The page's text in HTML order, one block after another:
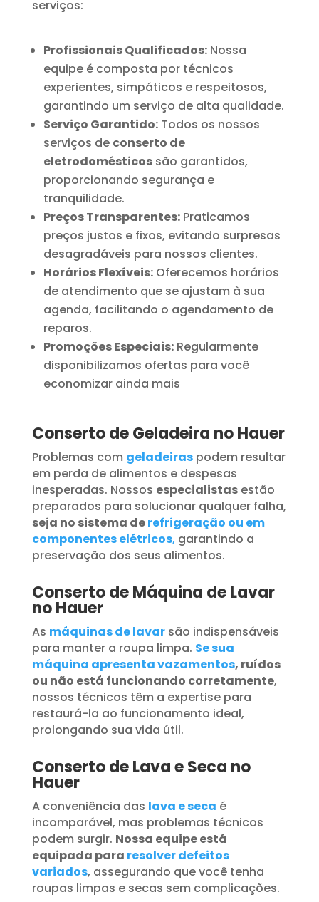
serviços:
Profissionais Qualificados:Nossa
equipe é composta por técnicos
experientes, simpáticos e respeitosos,
garantindo um serviço de alta qualidade.
Serviço Garantido:Todos os nossos
serviços de conserto de
eletrodomésticossão garantidos,
proporcionando segurança e
tranquilidade.
Preços Transparentes:Praticamos
preços justos e fixos, evitando surpresas
desagradáveis para nossos clientes.
Horários Flexíveis:Oferecemos horários
de atendimento que se ajustam à sua
agenda, facilitando o agendamento de
reparos.
Promoções Especiais:Regularmente
disponibilizamos ofertas para você
economizar ainda mais
Conserto de Geladeira no Hauer
Problemas com geladeiraspodem resultar
em perda de alimentos e despesas
inesperadas. Nossos especialistasestão
preparados para solucionar qualquer falha,
seja no sistema derefrigeração ou em
componentes elétricos, garantindo a
preservação dos seus alimentos.
Conserto de Máquina de Lavar
no Hauer
As máquinas de lavar são indispensáveis
para manter a roupa limpa. Se sua
máquina apresenta vazamentos, ruídos
ou não está funcionando corretamente,
nossos técnicos têm a expertise para
restaurá-la ao funcionamento ideal,
prolongando sua vida útil.
Conserto de Lava e Seca no
Hauer
A conveniência das lava e seca é
incomparável, mas problemas técnicos
podem surgir. Nossa equipe está
equipada para resolver defeitos
variados, assegurando que você tenha
roupas limpas e secas sem complicações.